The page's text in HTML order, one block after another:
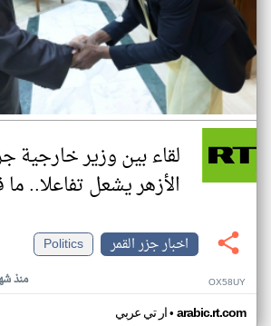
لقاء بين وزير خارجية
الأزهر يشعل تفاعلا..
اخبار جزر القمر
Politics
منذ OX58UY
ار تي عربي• arabic.rt.com